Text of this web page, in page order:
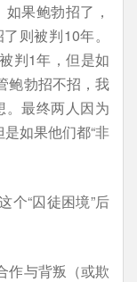
果鲍勃招了，
则被判10年。
判1年，但是如
鲍勃招不招，我
。最终两人因为
如果他们都“非
个“囚徒困境”后
作与背叛（或欺